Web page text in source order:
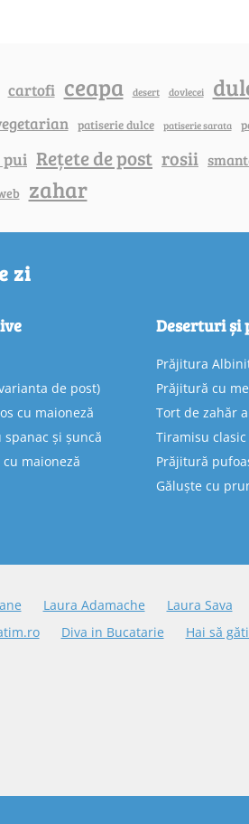
cartofi ceapa desert dovlecei
patiserie dulce patiserie sarata
pui Rețete de post rosii
zahar
zi
de post)
cu maioneză
și șuncă
maioneză
Deserturi și
Prăjitura
Prăjitură cu
Tort de zahăr
Tiramisu
Prăjitură
Găluște cu
Laura Adamache Laura Sava
Diva in Bucatarie Hai să